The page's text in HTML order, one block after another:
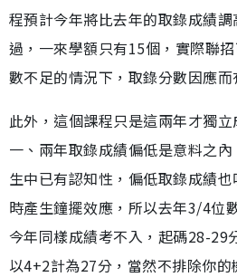
程預計今年將比去年的取錄成績
過，一來學額只有15個，實際聯
數不足的情況下，取錄分數因應
此外，這個課程只是這兩年才獨
一、兩年取錄成績偏低是意料之
生中已有認知性，偏低取錄成績
時產生鐘擺效應，所以去年3/4位
今年同樣成績考不入，起碼28-29
以4+2計為27分，當然不排除你